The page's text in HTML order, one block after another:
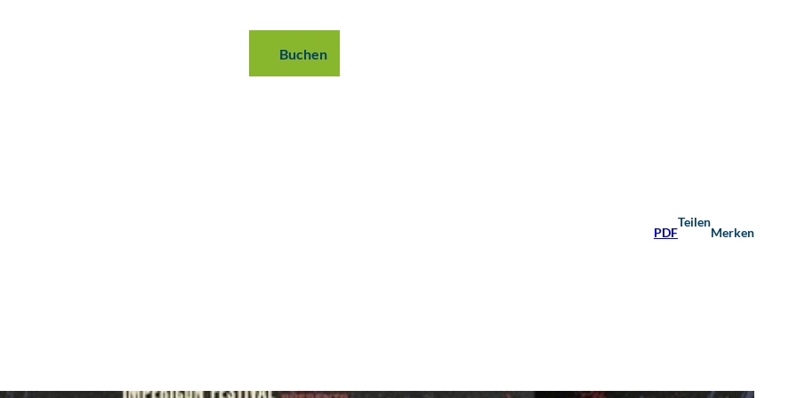
Buchen
PDF
Teilen
Merken